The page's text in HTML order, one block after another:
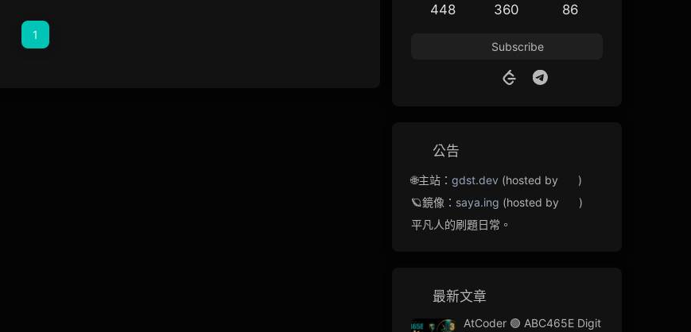
1
448 360 86
Subscribe
公告
🌐主站： gdst.dev (hosted by
)
🪐鏡像： saya.ing (hosted by
)
平凡人的刷題日常。
最新文章
AtCoder 🟢 ABC465E Digit